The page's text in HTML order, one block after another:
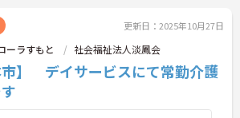
更新日：2025年10月27日
ーラすもと 社会福祉法人淡鳳会
市】 デイサービスにて常勤介護